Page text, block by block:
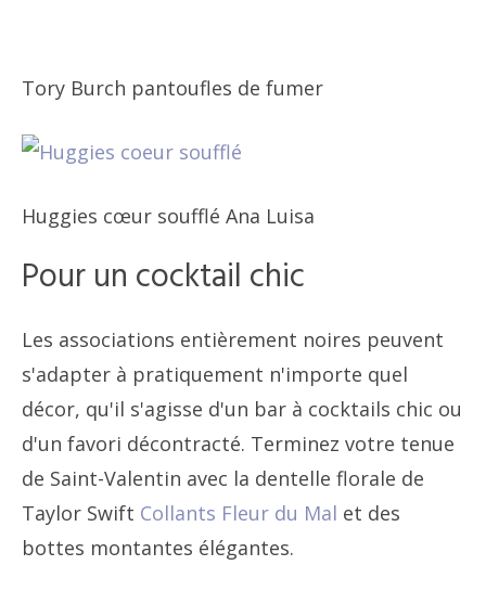
Tory Burch pantoufles de fumer
Huggies cœur soufflé Ana Luisa
Pour un cocktail chic
Les associations entièrement noires peuvent
s'adapter à pratiquement n'importe quel
décor, qu'il s'agisse d'un bar à cocktails chic ou
d'un favori décontracté. Terminez votre tenue
de Saint-Valentin avec la dentelle florale de
Taylor Swift Collants Fleur du Mal et des
bottes montantes élégantes.